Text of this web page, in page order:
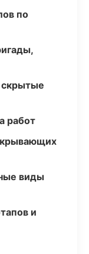
по
скрытые
работ
виды
и